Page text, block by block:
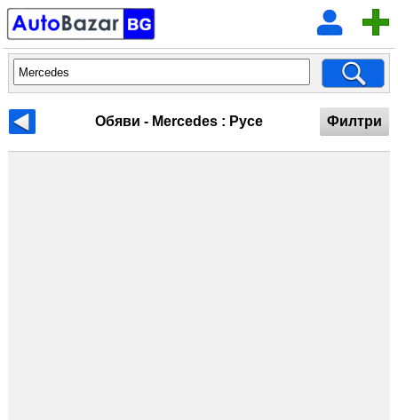
Обяви - Mercedes : Русе Филтри